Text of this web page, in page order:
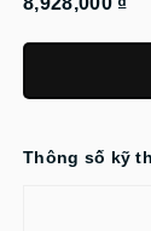
Thông số kỹ